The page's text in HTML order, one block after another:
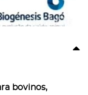
bovinos,